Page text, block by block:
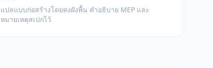
แปลแบบก่อสร้างโดยคงผังพื้น คำอธิบาย MEP และ
หมายเหตุสเปกไว้